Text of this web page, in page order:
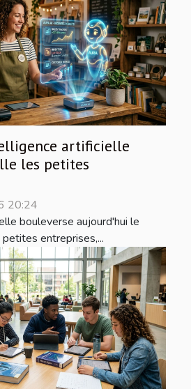
artificielle
les petites
20:24
bouleverse aujourd'hui le
entreprises,...